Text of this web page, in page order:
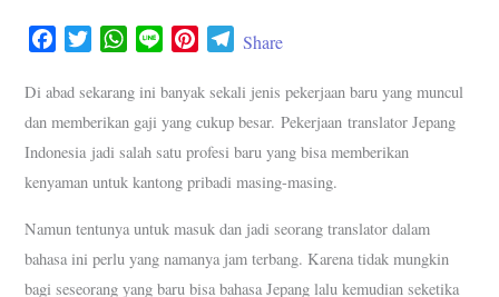
c
e
b
k
i
t
t
W
a
t
s
A
p
n
e
n
t
e
r
s
t
T
l
e
g
m
Share
Di abad sekarang ini banyak sekali jenis pekerjaan baru yang muncul
dan memberikan gaji yang cukup besar. Pekerjaan translator Jepang
Indonesia jadi salah satu profesi baru yang bisa memberikan
kenyaman untuk kantong pribadi masing-masing.
Namun tentunya untuk masuk dan jadi seorang translator dalam
bahasa ini perlu yang namanya jam terbang. Karena tidak mungkin
bagi seseorang yang baru bisa bahasa Jepang lalu kemudian seketika